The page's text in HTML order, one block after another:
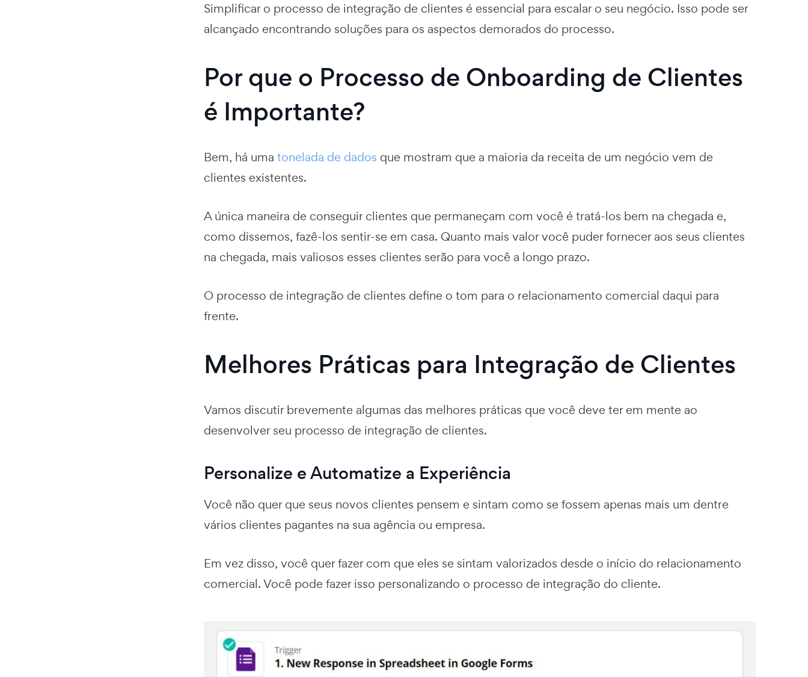
Simplificar o processo de integração de clientes é essencial para escalar o seu negócio. Isso pode ser
alcançado encontrando soluções para os aspectos demorados do processo.
Por que o Processo de Onboarding de Clientes
é Importante?
Bem, há uma tonelada de dados que mostram que a maioria da receita de um negócio vem de
clientes existentes.
A única maneira de conseguir clientes que permaneçam com você é tratá-los bem na chegada e,
como dissemos, fazê-los sentir-se em casa. Quanto mais valor você puder fornecer aos seus clientes
na chegada, mais valiosos esses clientes serão para você a longo prazo.
O processo de integração de clientes define o tom para o relacionamento comercial daqui para
frente.
Melhores Práticas para Integração de Clientes
Vamos discutir brevemente algumas das melhores práticas que você deve ter em mente ao
desenvolver seu processo de integração de clientes.
Personalize e Automatize a Experiência
Você não quer que seus novos clientes pensem e sintam como se fossem apenas mais um dentre
vários clientes pagantes na sua agência ou empresa.
Em vez disso, você quer fazer com que eles se sintam valorizados desde o início do relacionamento
comercial. Você pode fazer isso personalizando o processo de integração do cliente.